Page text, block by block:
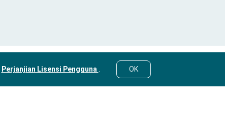
Perjanjian Lisensi Pengguna OK